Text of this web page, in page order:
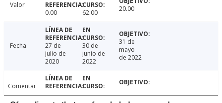
Valor
0.00
62.00 20.00
Fecha
27 de
julio de
2020
30 de
junio de
2022
31 de
mayo
de 2022
Comentar